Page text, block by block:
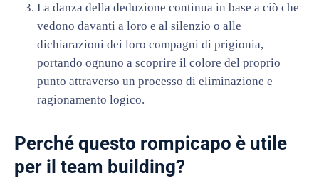
La danza della deduzione continua in base a ciò che
vedono davanti a loro e al silenzio o alle
dichiarazioni dei loro compagni di prigionia,
portando ognuno a scoprire il colore del proprio
punto attraverso un processo di eliminazione e
ragionamento logico.
Perché questo rompicapo è utile
per il team building?